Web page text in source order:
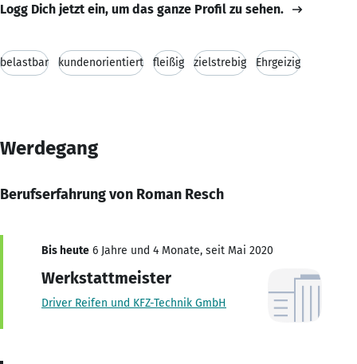
Logg Dich jetzt ein, um das ganze Profil zu sehen.
belastbar kundenorientiert fleißig zielstrebig Ehrgeizig
Werdegang
Berufserfahrung von Roman Resch
Bis heute 6 Jahre und 4 Monate, seit Mai 2020
Werkstattmeister
Driver Reifen und KFZ-Technik GmbH